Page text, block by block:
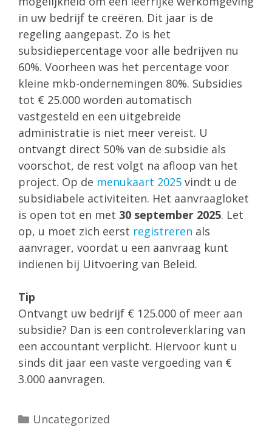
in uw bedrijf te creëren. Dit jaar is de
regeling aangepast. Zo is het
subsidiepercentage voor alle bedrijven nu
60%. Voorheen was het percentage voor
kleine mkb-ondernemingen 80%. Subsidies
tot € 25.000 worden automatisch
vastgesteld en een uitgebreide
administratie is niet meer vereist. U
ontvangt direct 50% van de subsidie als
voorschot, de rest volgt na afloop van het
project. Op de menukaart 2025 vindt u de
subsidiabele activiteiten. Het aanvraagloket
is open tot en met 30 september 2025. Let
op, u moet zich eerst registreren als
aanvrager, voordat u een aanvraag kunt
indienen bij Uitvoering van Beleid.
Tip
Ontvangt uw bedrijf € 125.000 of meer aan
subsidie? Dan is een controleverklaring van
een accountant verplicht. Hiervoor kunt u
sinds dit jaar een vaste vergoeding van €
3.000 aanvragen.
Categorieën
Uncategorized